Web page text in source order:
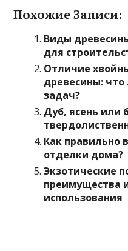
Похожие Записи:
Виды
для
Отличие
древесины:
задач?
Дуб, ясень или
Как правильно
отделки дома?
Экзотические
преимущества
использования